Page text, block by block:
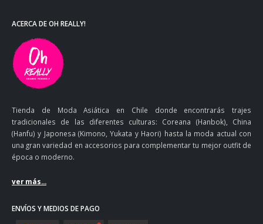
ACERCA DE OH REALLY!
Tienda de Moda Asiática en Chile donde encontrarás trajes
tradicionales de las diferentes culturas: Coreana (Hanbok), China
(Hanfu) y Japonesa (Kimono, Yukata y Haori) hasta la moda actual con
una gran variedad en accesorios para complementar tu mejor outfit de
época o moderno.
ver más...
ENVÍOS Y MEDIOS DE PAGO